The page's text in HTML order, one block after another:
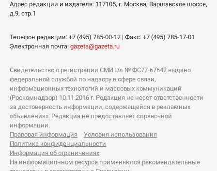
Адрес редакции и издателя: 117105, г. Москва, Варшавское шоссе,
д.9, стр.1
Телефон редакции: +7 (495) 785-00-12 | Факс: +7 (495) 785-17-01
Электронная почта: gazeta@gazeta.ru
Свидетельство о регистрации СМИ Эл № ФС77-67642 выдано
федеральной службой по надзору в сфере связи,
информационных технологий и массовых коммуникаций
(Роскомнадзор) 10.11.2016 г. Редакция не несет ответственности
за достоверность информации, содержащейся в рекламных
объявлениях. Редакция не предоставляет справочной
информации.
Правовая информация
Условия использования
Политика конфиденциальности
Информация об ограничениях
На информационном ресурсе применяются рекомендательные